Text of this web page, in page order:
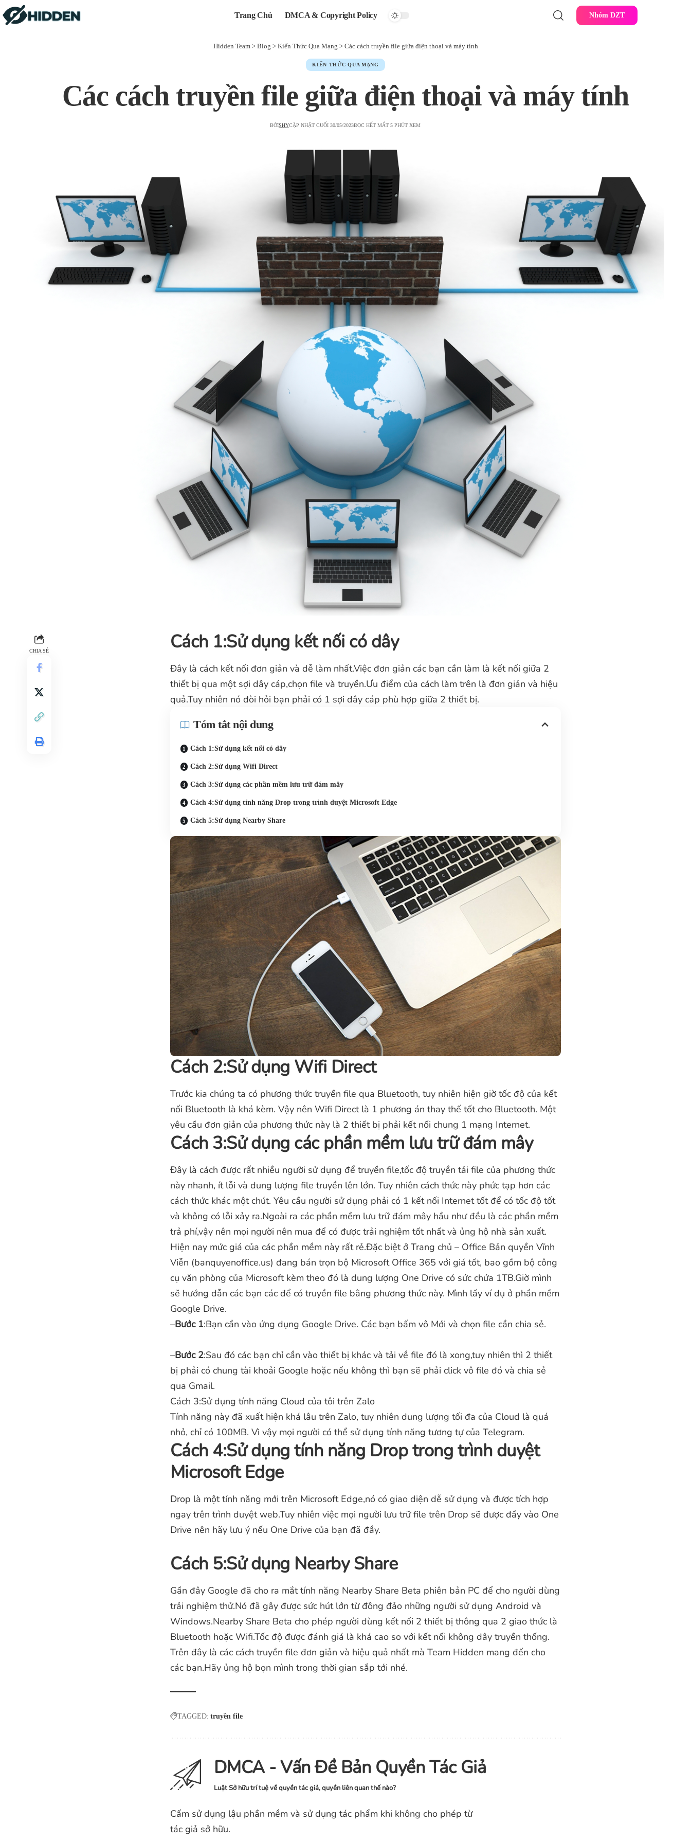
Trang Chủ DMCA & Copyright Policy Nhóm DZT
Hidden Team> Blog > Kiến Thức Qua Mạng > Các cách truyền file giữa điện thoại và máy tính
KIẾN THỨC QUA MẠNG
Các cách truyền file giữa điện thoại và máy tính
BỞISHYCẬP NHẬT CUỐI 30/05/2023ĐỌC HẾT MẤT 5 PHÚT XEM
CHIA SẺ Cách 1:Sử dụng kết nối có dây
Đây là cách kết nối đơn giản và dễ làm nhất.Việc đơn giản các bạn cần làm là kết nối giữa 2
thiết bị qua một sợi dây cáp,chọn file và truyền.Ưu điểm của cách làm trên là đơn giản và hiệu
quả.Tuy nhiên nó đòi hỏi bạn phải có 1 sợi dây cáp phù hợp giữa 2 thiết bị.
Tóm tắt nội dung
Cách 1:Sử dụng kết nối có dây
Cách 2:Sử dụng Wifi Direct
Cách 3:Sử dụng các phần mềm lưu trữ đám mây
Cách 4:Sử dụng tính năng Drop trong trình duyệt Microsoft Edge
Cách 5:Sử dụng Nearby Share
Cách 2:Sử dụng Wifi Direct
Trước kia chúng ta có phương thức truyền file qua Bluetooth, tuy nhiên hiện giờ tốc độ của kết
nối Bluetooth là khá kèm. Vậy nên Wifi Direct là 1 phương án thay thế tốt cho Bluetooth. Một
yêu cầu đơn giản của phương thức này là 2 thiết bị phải kết nối chung 1 mạng Internet.
Cách 3:Sử dụng các phần mềm lưu trữ đám mây
Đây là cách được rất nhiều người sử dụng để truyền file,tốc độ truyền tải file của phương thức
này nhanh, ít lỗi và dung lượng file truyền lên lớn. Tuy nhiên cách thức này phức tạp hơn các
cách thức khác một chút. Yêu cầu người sử dụng phải có 1 kết nối Internet tốt để có tốc độ tốt
và không có lỗi xảy ra.Ngoài ra các phần mềm lưu trữ đám mây hầu như đều là các phần mềm
trả phí,vậy nên mọi người nên mua để có được trải nghiệm tốt nhất và ủng hộ nhà sản xuất.
Hiện nay mức giá của các phần mềm này rất rẻ.Đặc biệt ở Trang chủ – Office Bản quyền Vĩnh
Viễn (banquyenoffice.us) đang bán trọn bộ Microsoft Office 365 với giá tốt, bao gồm bộ công
cụ văn phòng của Microsoft kèm theo đó là dung lượng One Drive có sức chứa 1TB.Giờ mình
sẽ hướng dẫn các bạn các để có truyền file bằng phương thức này. Mình lấy ví dụ ở phần mềm
Google Drive.
–Bước 1:Bạn cần vào ứng dụng Google Drive. Các bạn bấm vô Mới và chọn file cần chia sẻ.
–Bước 2:Sau đó các bạn chỉ cần vào thiết bị khác và tải về file đó là xong,tuy nhiên thì 2 thiết
bị phải có chung tài khoải Google hoặc nếu không thì bạn sẽ phải click vô file đó và chia sẻ
qua Gmail.
Cách 3:Sử dụng tính năng Cloud của tôi trên Zalo
Tính năng này đã xuất hiện khá lâu trên Zalo, tuy nhiên dung lượng tối đa của Cloud là quá
nhỏ, chỉ có 100MB. Vì vậy mọi người có thể sử dụng tính năng tương tự của Telegram.
Cách 4:Sử dụng tính năng Drop trong trình duyệt
Microsoft Edge
Drop là một tính năng mới trên Microsoft Edge,nó có giao diện dễ sử dụng và được tích hợp
ngay trên trình duyệt web.Tuy nhiên việc mọi người lưu trữ file trên Drop sẽ được đẩy vào One
Drive nên hãy lưu ý nếu One Drive của bạn đã đầy.
Cách 5:Sử dụng Nearby Share
Gần đây Google đã cho ra mắt tính năng Nearby Share Beta phiên bản PC để cho người dùng
trải nghiệm thử.Nó đã gây được sức hút lớn từ đông đảo những người sử dụng Android và
Windows.Nearby Share Beta cho phép người dùng kết nối 2 thiết bị thông qua 2 giao thức là
Bluetooth hoặc Wifi.Tốc độ được đánh giá là khá cao so với kết nối không dây truyền thống.
Trên đây là các cách truyền file đơn giản và hiệu quả nhất mà Team Hidden mang đến cho
các bạn.Hãy ủng hộ bọn mình trong thời gian sắp tới nhé.
TAGGED: truyền file
DMCA - Vấn Đề Bản Quyền Tác Giả
Luật Sở hữu trí tuệ về quyền tác giả, quyền liên quan thế nào?
Cấm sử dụng lậu phần mềm và sử dụng tác phẩm khi không cho phép từ
tác giả sở hữu.